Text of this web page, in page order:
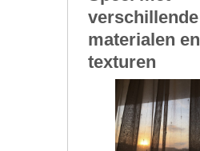
verschillende
materialen en
texturen